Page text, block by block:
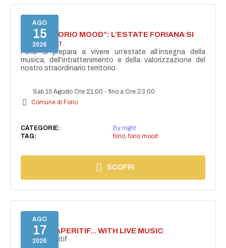
AGO
15
2026
NASCE “FORIO MOOD”: L’ESTATE FORIANA SI
ACCENDE!
Forio si prepara a vivere un’estate all’insegna della
musica, dell’intrattenimento e della valorizzazione del
nostro straordinario territorio.
Sab 15 Agosto Ore 21:00 -fino a Ore 23:00
Comune di Forio
CATEGORIE:
By night
TAG:
forio, forio mood
SCOPRI
AGO
17
2026
SECRET APERITIF... WITH LIVE MUSIC
Secret aperitif